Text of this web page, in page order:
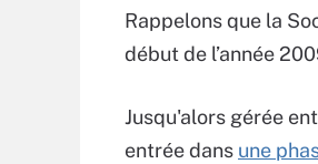
Rappelons que la
début de l’année
Jusqu'alors gérée
entrée dans une